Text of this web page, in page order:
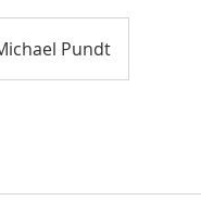
Pundt